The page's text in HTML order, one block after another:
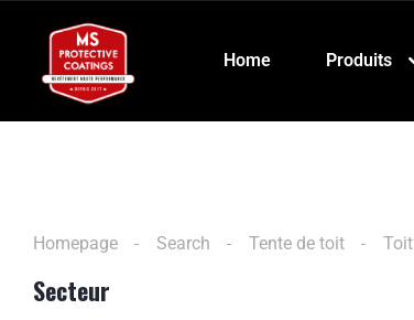
Home Produits
Homepage Search Tente de toit Toit
Secteur